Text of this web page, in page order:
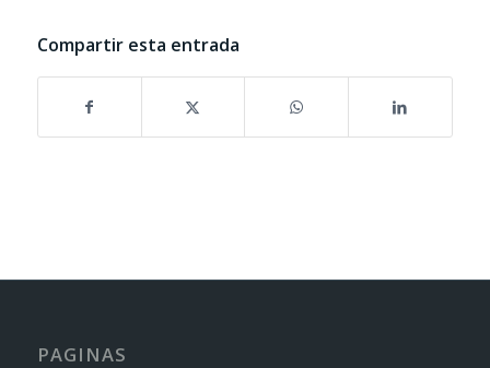
Compartir esta entrada
PAGINAS